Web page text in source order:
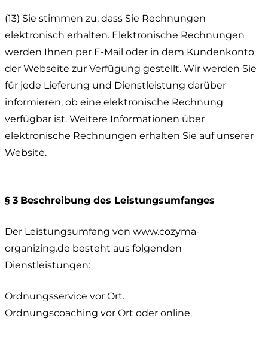
(13) Sie stimmen zu, dass Sie Rechnungen
elektronisch erhalten. Elektronische Rechnungen
werden Ihnen per E-Mail oder in dem Kundenkonto
der Webseite zur Verfügung gestellt. Wir werden Sie
für jede Lieferung und Dienstleistung darüber
informieren, ob eine elektronische Rechnung
verfügbar ist. Weitere Informationen über
elektronische Rechnungen erhalten Sie auf unserer
Website.
§ 3 Beschreibung des Leistungsumfanges
Der Leistungsumfang von www.cozyma-
organizing.de besteht aus folgenden
Dienstleistungen:
Ordnungsservice vor Ort.
Ordnungscoaching vor Ort oder online.